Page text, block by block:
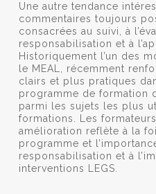
Une autre tendance
commentaires toujours
consacrées au suivi, à
responsabilisation et à
Historiquement l’un des
le MEAL, récemment
clairs et plus pratiques
programme de formation
parmi les sujets les plus
formations. Les
amélioration reflète à la
programme et
responsabilisation et à
interventions LEGS.